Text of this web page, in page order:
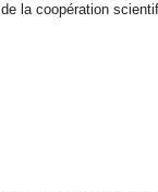
la coopération